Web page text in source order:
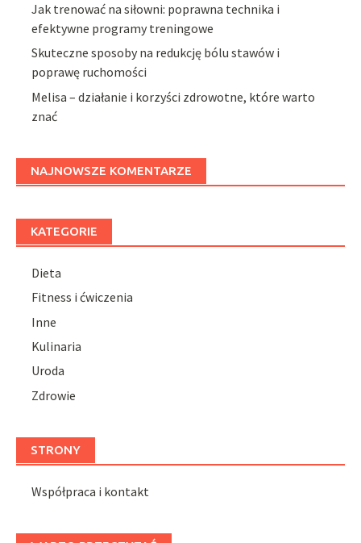
Jak trenować na siłowni: poprawna technika i
efektywne programy treningowe
Skuteczne sposoby na redukcję bólu stawów i
poprawę ruchomości
Melisa – działanie i korzyści zdrowotne, które warto
znać
NAJNOWSZE KOMENTARZE
KATEGORIE
Dieta
Fitness i ćwiczenia
Inne
Kulinaria
Uroda
Zdrowie
STRONY
Współpraca i kontakt